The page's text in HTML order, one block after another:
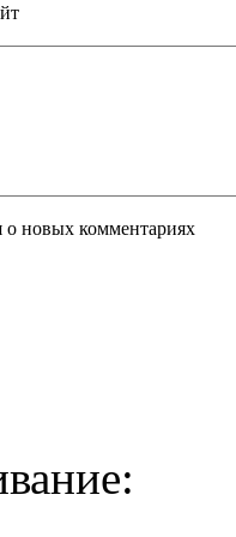
о новых комментариях